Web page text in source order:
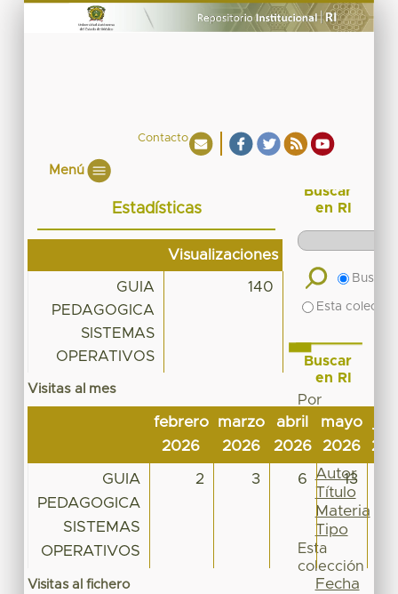
Contacto
Menú
Estadísticas
Visualizaciones
GUIA
PEDAGOGICA
SISTEMAS
OPERATIVOS
140
Visitas al mes
febrero
2026
marzo
2026
abril
2026
mayo
2026
GUIA
PEDAGOGICA
SISTEMAS
OPERATIVOS
2 3 6 13
Visitas al fichero
Buscar
en RI
Buscar
Esta
Buscar
en RI
Por
Fecha
de
publicación
Autor
Título
Materia
Tipo
Esta
colección
Fecha